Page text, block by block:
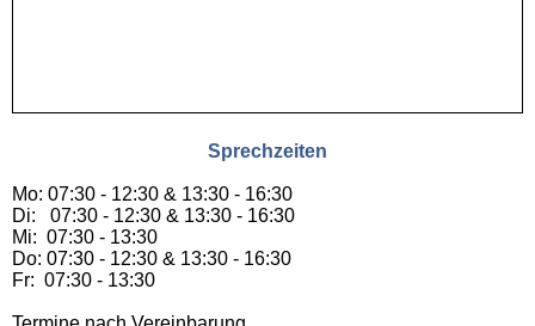
Sprechzeiten
Mo: 07:30 - 12:30 & 13:30 - 16:30
Di: 07:30 - 12:30 & 13:30 - 16:30
Mi: 07:30 - 13:30
Do: 07:30 - 12:30 & 13:30 - 16:30
Fr: 07:30 - 13:30